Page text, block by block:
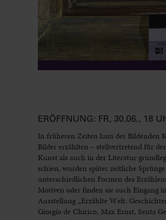
ERÖFFNUNG: FR, 30.06., 18
In früheren Zeiten kam der Bildenden
Bilder erzählten – stellvertretend für
Kunst als auch in der Literatur
schien, wurden später zeitliche
unterschiedlichen Formen des
Motiven oder finden sie auch Eingang
Ausstellung „Erzählte Welt.
Giorgio de Chirico, Max Ernst, Senta